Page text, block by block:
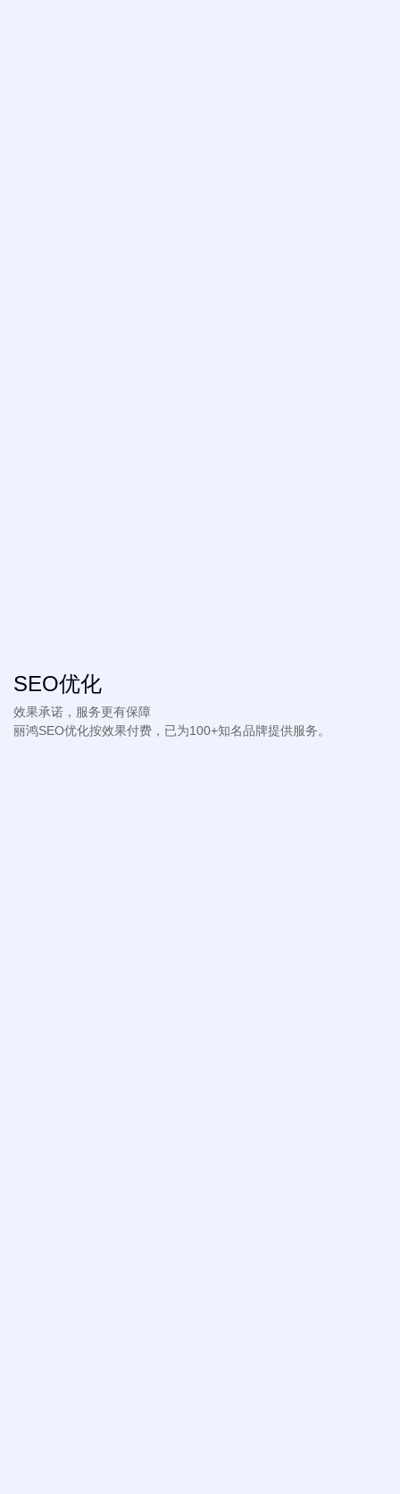
SEO优化
效果承诺，服务更有保障
丽鸿SEO优化按效果付费，已为100+知名品牌提供服务。